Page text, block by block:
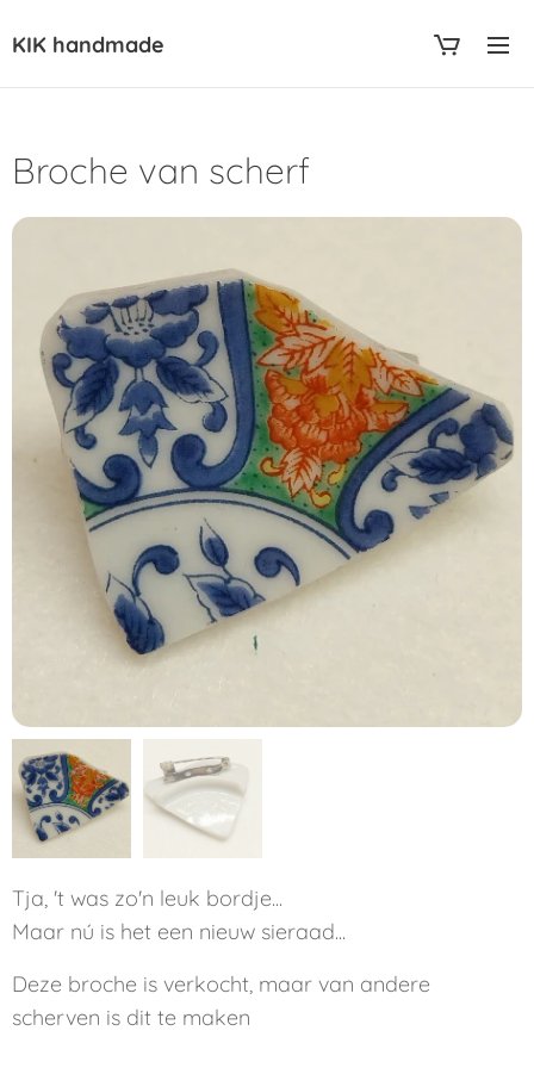
KIK handmade
Broche van scherf
Tja, 't was zo'n leuk bordje...
Maar nú is het een nieuw sieraad...
Deze broche is verkocht, maar van andere
scherven is dit te maken